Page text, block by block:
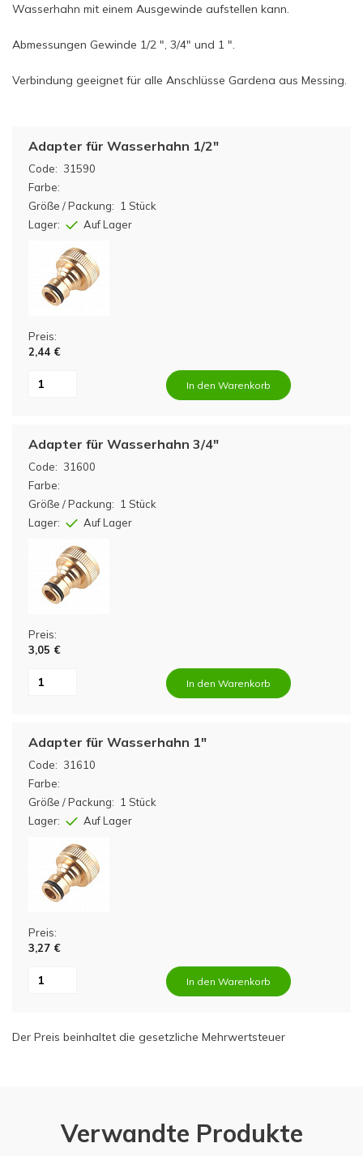
Wasserhahn mit einem Ausgewinde aufstellen kann.
Abmessungen Gewinde 1/2 ", 3/4" und 1 ".
Verbindung geeignet für alle Anschlüsse Gardena aus Messing.
Code: 31590
Adapter für Wasserhahn 1/2"
Farbe:
Größe / Packung:
1 Stück
Lager:
Auf Lager
Preis:
2,44 €
In den Warenkorb
Code: 31600
Adapter für Wasserhahn 3/4"
Farbe:
Größe / Packung:
1 Stück
Lager:
Auf Lager
Preis:
3,05 €
In den Warenkorb
Code: 31610
Adapter für Wasserhahn 1"
Farbe:
Größe / Packung:
1 Stück
Lager:
Auf Lager
Preis:
3,27 €
In den Warenkorb
Der Preis beinhaltet die gesetzliche Mehrwertsteuer
Verwandte Produkte